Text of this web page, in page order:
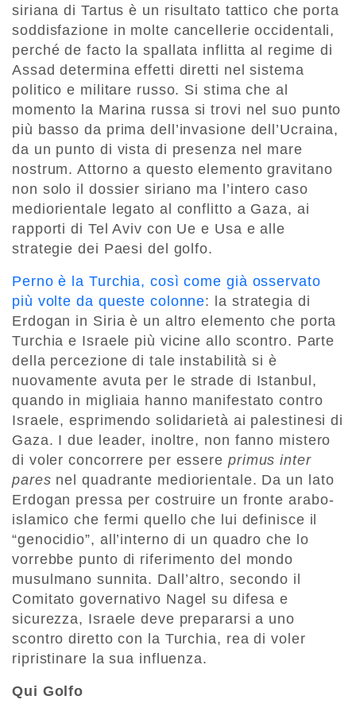
siriana di Tartus è un risultato tattico che porta
soddisfazione in molte cancellerie occidentali,
perché de facto la spallata inflitta al regime di
Assad determina effetti diretti nel sistema
politico e militare russo. Si stima che al
momento la Marina russa si trovi nel suo punto
più basso da prima dell’invasione dell’Ucraina,
da un punto di vista di presenza nel mare
nostrum. Attorno a questo elemento gravitano
non solo il dossier siriano ma l’intero caso
mediorientale legato al conflitto a Gaza, ai
rapporti di Tel Aviv con Ue e Usa e alle
strategie dei Paesi del golfo.
Perno è la Turchia, così come già osservato
più volte da queste colonne: la strategia di
Erdogan in Siria è un altro elemento che porta
Turchia e Israele più vicine allo scontro. Parte
della percezione di tale instabilità si è
nuovamente avuta per le strade di Istanbul,
quando in migliaia hanno manifestato contro
Israele, esprimendo solidarietà ai palestinesi di
Gaza. I due leader, inoltre, non fanno mistero
di voler concorrere per essere primus inter
pares nel quadrante mediorientale. Da un lato
Erdogan pressa per costruire un fronte arabo-
islamico che fermi quello che lui definisce il
“genocidio”, all’interno di un quadro che lo
vorrebbe punto di riferimento del mondo
musulmano sunnita. Dall’altro, secondo il
Comitato governativo Nagel su difesa e
sicurezza, Israele deve prepararsi a uno
scontro diretto con la Turchia, rea di voler
ripristinare la sua influenza.
Qui Golfo